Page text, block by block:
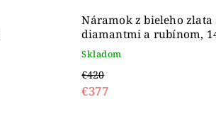
Náramok z bieleho zlata
diamantmi a rubínom,
Skladom
€420
€377